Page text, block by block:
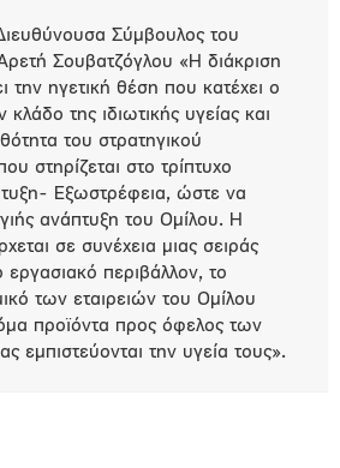
Σύμβουλος του
Σουβατζόγλου «Η διάκριση
την ηγετική θέση που κατέχει ο
της ιδιωτικής υγείας και
του στρατηγικού
στηρίζεται στο τρίπτυχο
Εξωστρέφεια, ώστε να
ανάπτυξη του Ομίλου. Η
σε συνέχεια μιας σειράς
εργασιακό περιβάλλον, το
των εταιρειών του Ομίλου
προϊόντα προς όφελος των
την υγεία τους».